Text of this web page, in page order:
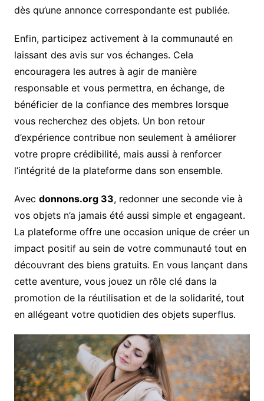
dès qu’une annonce correspondante est publiée.
Enfin, participez activement à la communauté en
laissant des avis sur vos échanges. Cela
encouragera les autres à agir de manière
responsable et vous permettra, en échange, de
bénéficier de la confiance des membres lorsque
vous recherchez des objets. Un bon retour
d’expérience contribue non seulement à améliorer
votre propre crédibilité, mais aussi à renforcer
l’intégrité de la plateforme dans son ensemble.
Avec donnons.org 33, redonner une seconde vie à
vos objets n’a jamais été aussi simple et engageant.
La plateforme offre une occasion unique de créer un
impact positif au sein de votre communauté tout en
découvrant des biens gratuits. En vous lançant dans
cette aventure, vous jouez un rôle clé dans la
promotion de la réutilisation et de la solidarité, tout
en allégeant votre quotidien des objets superflus.